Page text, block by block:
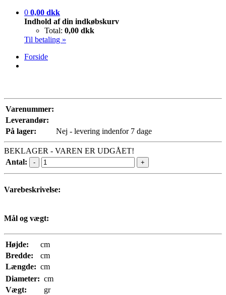
0 0,00 dkk
Indhold af din indkøbskurv
Total: 0,00 dkk
Til betaling »
Forside
Varenummer:
Leverandør:
På lager:
Nej - levering indenfor 7 dage
BEKLAGER - VAREN ER UDGÅET!
Antal:
- +
Varebeskrivelse:
Mål og vægt:
Højde:
cm
Bredde:
cm
Længde: cm
Diameter: cm
Vægt:
gr